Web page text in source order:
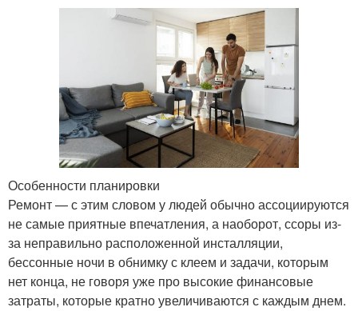
Особенности планировки
Ремонт — с этим словом у людей обычно ассоциируются
не самые приятные впечатления, а наоборот, ссоры из-
за неправильно расположенной инсталляции,
бессонные ночи в обнимку с клеем и задачи, которым
нет конца, не говоря уже про высокие финансовые
затраты, которые кратно увеличиваются с каждым днем.